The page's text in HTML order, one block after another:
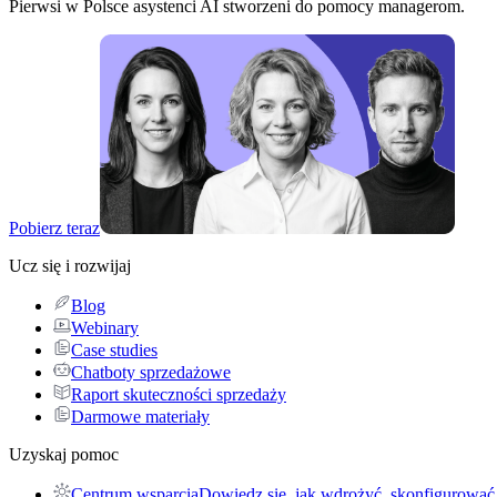
Pierwsi w Polsce asystenci AI stworzeni do pomocy managerom.
Pobierz teraz
Ucz się i rozwijaj
Blog
Webinary
Case studies
Chatboty sprzedażowe
Raport skuteczności sprzedaży
Darmowe materiały
Uzyskaj pomoc